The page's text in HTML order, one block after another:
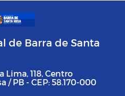
de Barra de Santa
Lima, 118, Centro
/ PB - CEP: 58.170-000